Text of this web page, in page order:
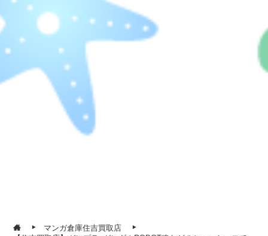
マンガ倉庫住吉買取店